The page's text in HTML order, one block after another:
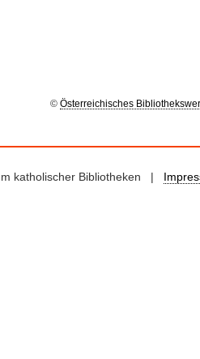
© Österreichisches
katholischer Bibliotheken |